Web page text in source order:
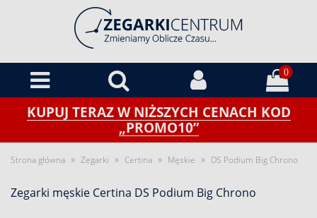
0
KUPUJ TERAZ W NIŻSZYCH CENACH KOD
„PROMO10”
Strona główna » Zegarki » Certina » Męskie » DS Podium Big Chrono
Zegarki męskie Certina DS Podium Big Chrono